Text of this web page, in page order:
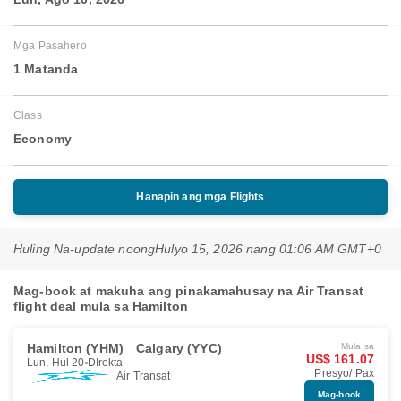
Mga Pasahero
1 Matanda
Class
Economy
Hanapin ang mga Flights
Huling Na-update noongHulyo 15, 2026 nang 01:06 AM GMT+0
Mag-book at makuha ang pinakamahusay na Air Transat
flight deal mula sa Hamilton
Hamilton (YHM) Calgary (YYC)
Lun, Hul 20 DIrekta
Air Transat
Mula sa
US$ 161.07
Presyo/ Pax
Mag-book